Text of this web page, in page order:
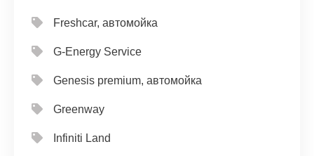
Freshcar, автомойка
G-Energy Service
Genesis premium, автомойка
Greenway
Infiniti Land